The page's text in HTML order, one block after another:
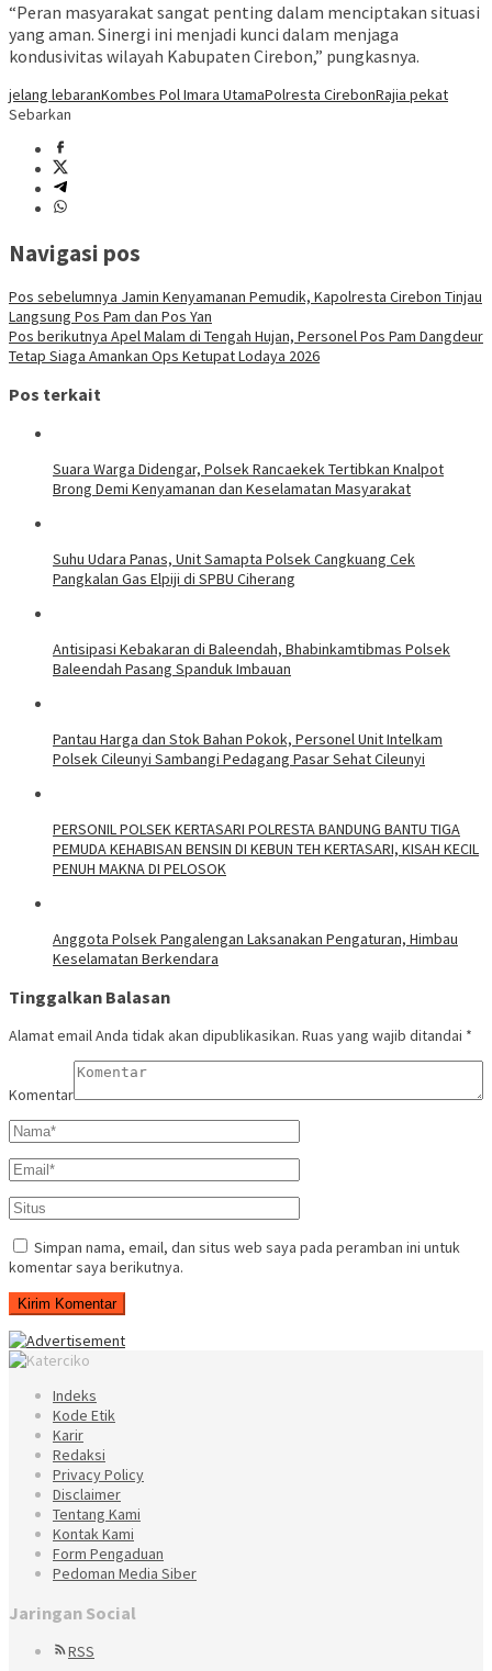
“Peran masyarakat sangat penting dalam menciptakan situasi
yang aman. Sinergi ini menjadi kunci dalam menjaga
kondusivitas wilayah Kabupaten Cirebon,” pungkasnya.
jelang lebaranKombes Pol Imara UtamaPolresta CirebonRajia pekat
Sebarkan
Navigasi pos
Pos sebelumnya Jamin Kenyamanan Pemudik, Kapolresta Cirebon Tinjau
Langsung Pos Pam dan Pos Yan
Pos berikutnya Apel Malam di Tengah Hujan, Personel Pos Pam Dangdeur
Tetap Siaga Amankan Ops Ketupat Lodaya 2026
Pos terkait
Suara Warga Didengar, Polsek Rancaekek Tertibkan Knalpot
Brong Demi Kenyamanan dan Keselamatan Masyarakat
Suhu Udara Panas, Unit Samapta Polsek Cangkuang Cek
Pangkalan Gas Elpiji di SPBU Ciherang
Antisipasi Kebakaran di Baleendah, Bhabinkamtibmas Polsek
Baleendah Pasang Spanduk Imbauan
Pantau Harga dan Stok Bahan Pokok, Personel Unit Intelkam
Polsek Cileunyi Sambangi Pedagang Pasar Sehat Cileunyi
PERSONIL POLSEK KERTASARI POLRESTA BANDUNG BANTU TIGA
PEMUDA KEHABISAN BENSIN DI KEBUN TEH KERTASARI, KISAH KECIL
PENUH MAKNA DI PELOSOK
Anggota Polsek Pangalengan Laksanakan Pengaturan, Himbau
Keselamatan Berkendara
Tinggalkan Balasan
Alamat email Anda tidak akan dipublikasikan. Ruas yang wajib ditandai *
Komentar
Simpan nama, email, dan situs web saya pada peramban ini untuk
komentar saya berikutnya.
Indeks
Kode Etik
Karir
Redaksi
Privacy Policy
Disclaimer
Tentang Kami
Kontak Kami
Form Pengaduan
Pedoman Media Siber
Jaringan Social
RSS